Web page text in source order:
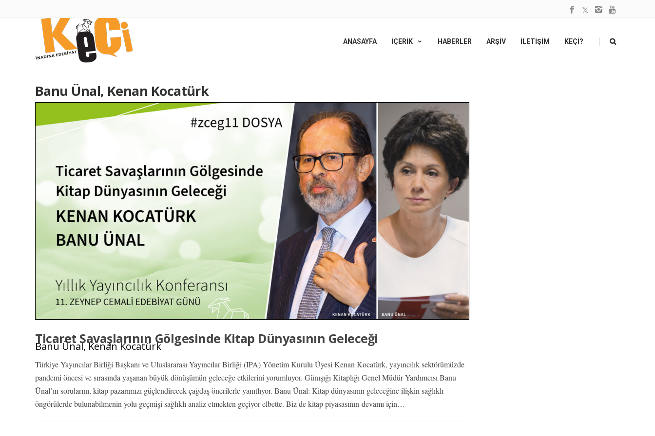
ANASAYFA İÇERİK HABERLER ARŞİV İLETİŞİM KEÇİ? |
Banu Ünal, Kenan Kocatürk
Ticaret Savaşlarının Gölgesinde Kitap Dünyasının Geleceği
Banu Ünal, Kenan Kocatürk
Türkiye Yayıncılar Birliği Başkanı ve Uluslararası Yayıncılar Birliği (IPA) Yönetim Kurulu Üyesi Kenan Kocatürk, yayıncılık sektörümüzde
pandemi öncesi ve sırasında yaşanan büyük dönüşümün geleceğe etkilerini yorumluyor. Günışığı Kitaplığı Genel Müdür Yardımcısı Banu
Ünal’ın sorularını, kitap pazarımızı güçlendirecek çağdaş önerilerle yanıtlıyor. Banu Ünal: Kitap dünyasının geleceğine ilişkin sağlıklı
öngörülerde bulunabilmenin yolu geçmişi sağlıklı analiz etmekten geçiyor elbette. Biz de kitap piyasasının devamı için…